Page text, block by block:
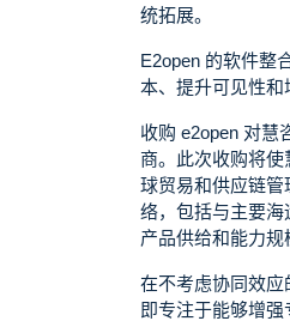
统拓展。
E2open 的软件整
本、提升可见性和
收购 e2open 对慧
商。此次收购将
球贸易和供应链管
络，包括与主要
产品供给和能力规
在不考虑协同效
即专注于能够增强